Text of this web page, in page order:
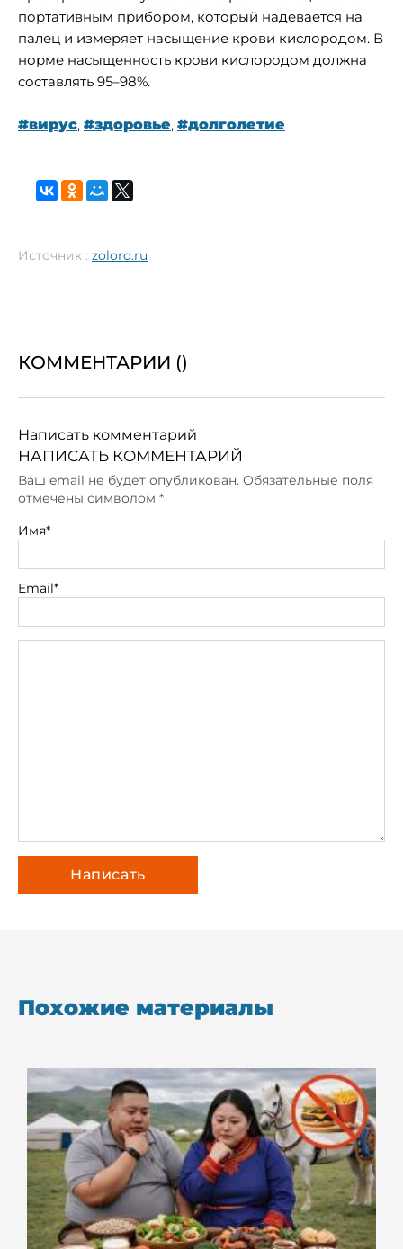
портативным прибором, который надевается на
палец и измеряет насыщение крови кислородом. В
норме насыщенность крови кислородом должна
составлять 95–98%.
#вирус, #здоровье, #долголетие
Источник : zolord.ru
КОММЕНТАРИИ ()
Написать комментарий
НАПИСАТЬ КОММЕНТАРИЙ
Ваш email не будет опубликован. Обязательные поля
отмечены символом *
Имя*
Email*
Похожие материалы